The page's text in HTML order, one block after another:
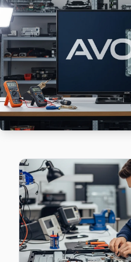
Avox TV'nizin
Fatih TV Servis Merkezi
Balaban Ağa Avox
Fatih'da Balaban Ağa
Fatih Avox Servis →
Balat Avox Servis
Fatih genelinde Balat
Beyazıt Avox Servis
Avox TV Beyazıt'de
Fatih Avox Servis →
Binbirdirek Avox
Fatih'da Binbirdirek